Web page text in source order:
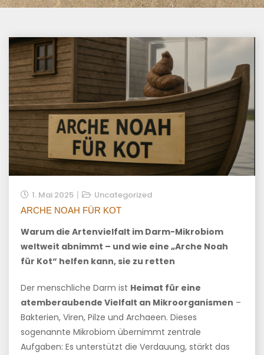
1. Mai 2025 Uncategorized
ARCHE NOAH FÜR KOT
Warum die Artenvielfalt im Darm-Mikrobiom
weltweit abnimmt – und wie eine „Arche Noah
für Kot“ helfen kann, sie zu retten
Der menschliche Darm ist Heimat für eine
atemberaubende Vielfalt an Mikroorganismen –
Bakterien, Viren, Pilze und Archaeen. Dieses
sogenannte Mikrobiom übernimmt zentrale
Aufgaben: Es unterstützt die Verdauung, stärkt das